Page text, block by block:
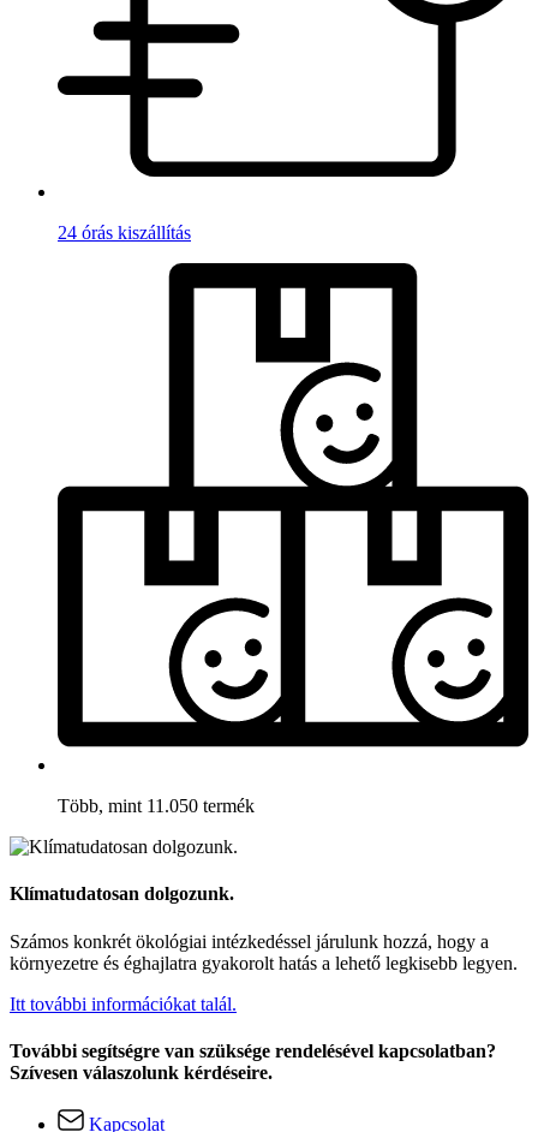
24 órás kiszállítás
Több, mint 11.050 termék
Klímatudatosan dolgozunk.
Számos konkrét ökológiai intézkedéssel járulunk hozzá, hogy a
környezetre és éghajlatra gyakorolt hatás a lehető legkisebb legyen.
Itt további információkat talál.
További segítségre van szüksége rendelésével kapcsolatban?
Szívesen válaszolunk kérdéseire.
Kapcsolat